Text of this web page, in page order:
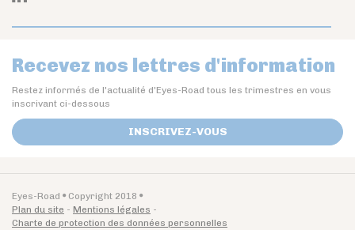
Recevez nos lettres d'information
Restez informés de l'actualité d'Eyes-Road tous les trimestres en vous
inscrivant ci-dessous
INSCRIVEZ-VOUS
Eyes-Road
Copyright 2018
Plan du site
Mentions légales
Charte de protection des données personnelles